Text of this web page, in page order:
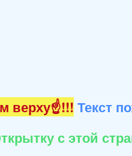
верху☝!!! Текст
с этой